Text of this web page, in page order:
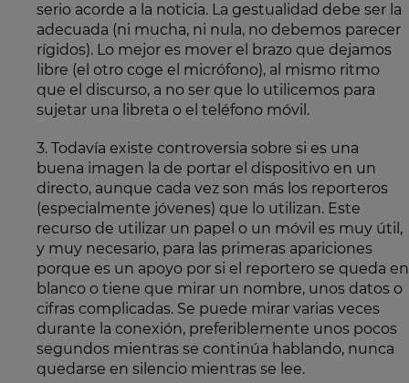
serio acorde a la noticia. La gestualidad debe ser la
adecuada (ni mucha, ni nula, no debemos parecer
rígidos). Lo mejor es mover el brazo que dejamos
libre (el otro coge el micrófono), al mismo ritmo
que el discurso, a no ser que lo utilicemos para
sujetar una libreta o el teléfono móvil.
3. Todavía existe controversia sobre si es una
buena imagen la de portar el dispositivo en un
directo, aunque cada vez son más los reporteros
(especialmente jóvenes) que lo utilizan. Este
recurso de utilizar un papel o un móvil es muy útil,
y muy necesario, para las primeras apariciones
porque es un apoyo por si el reportero se queda en
blanco o tiene que mirar un nombre, unos datos o
cifras complicadas. Se puede mirar varias veces
durante la conexión, preferiblemente unos pocos
segundos mientras se continúa hablando, nunca
quedarse en silencio mientras se lee.